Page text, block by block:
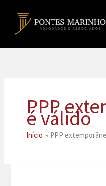
PPP
é válido
Início PPP